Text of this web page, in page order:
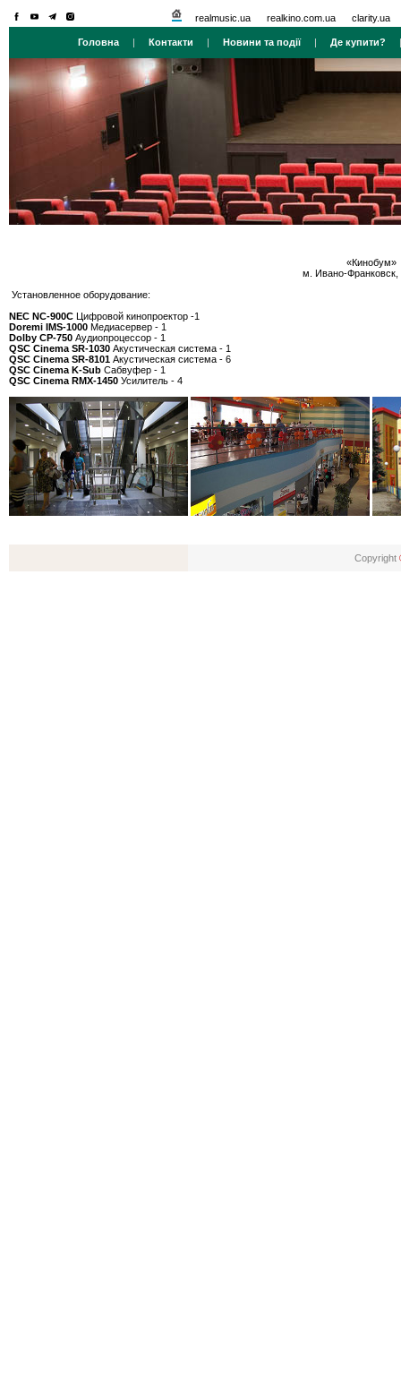
realmusic.ua realkino.com.ua clarity.ua
Головна | Контакти | Новини та події| Де купити?
«Кинобум»
м. Ивано-Франковск,
Установленное оборудование:
NEC NC-900С Цифровой кинопроектор -1
Doremi IMS-1000 Медиасервер - 1
Dolby CР-750 Аудиопроцессор - 1
QSC Cinema SR-1030 Акустическая система - 1
QSC Cinema SR-8101 Акустическая система - 6
QSC Cinema K-Sub Сабвуфер - 1
QSC Cinema RMX-1450 Усилитель - 4
Copyright